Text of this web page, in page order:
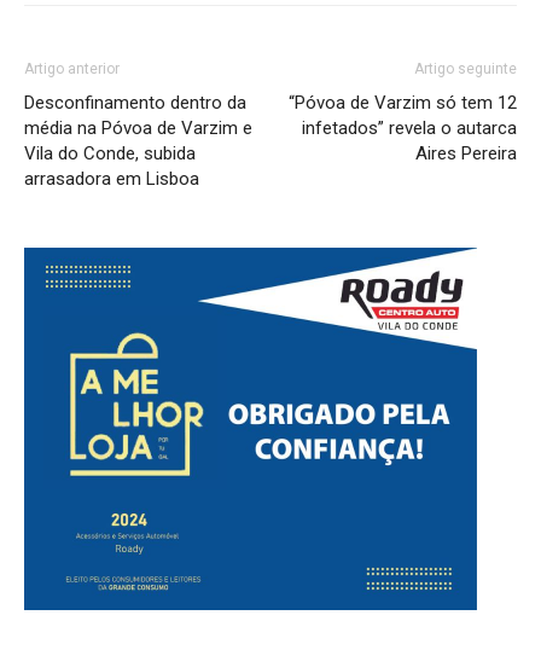
Artigo anterior
Desconfinamento dentro da
média na Póvoa de Varzim e
Vila do Conde, subida
arrasadora em Lisboa
Artigo seguinte
“Póvoa de Varzim só tem 12
infetados” revela o autarca
Aires Pereira